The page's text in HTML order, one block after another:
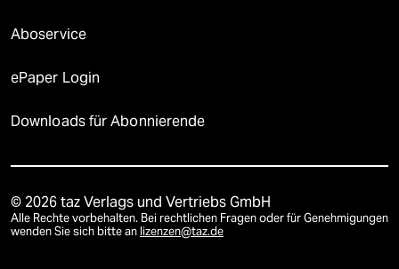
Aboservice
ePaper Login
Downloads für Abonnierende
© 2026 taz Verlags und Vertriebs GmbH
Alle Rechte vorbehalten. Bei rechtlichen Fragen oder für Genehmigungen
wenden Sie sich bitte an lizenzen@taz.de